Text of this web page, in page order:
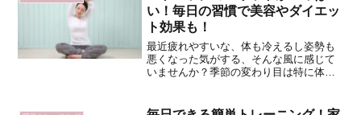
い！毎日の習慣で美容やダイエッ
ト効果も！
最近疲れやすいな、体も冷えるし姿勢も
悪くなった気がする、そんな風に感じて
いませんか？季節の変わり目は特に体の
トレッチです。ストレッチをすれば体が